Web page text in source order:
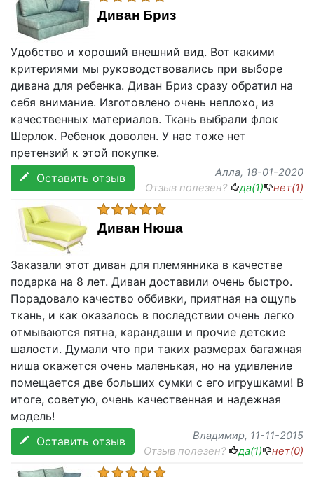
Диван Бриз
Удобство и хороший внешний вид. Вот какими
критериями мы руководствовались при выборе
дивана для ребенка. Диван Бриз сразу обратил на
себя внимание. Изготовлено очень неплохо, из
качественных материалов. Ткань выбрали флок
Шерлок. Ребенок доволен. У нас тоже нет
претензий к этой покупке.
Оставить отзыв
Алла, 18-01-2020
Отзыв полезен?
да(1) нет(1)
Диван Нюша
Заказали этот диван для племянника в качестве
подарка на 8 лет. Диван доставили очень быстро.
Порадовало качество оббивки, приятная на ощупь
ткань, и как оказалось в последствии очень легко
отмываются пятна, карандаши и прочие детские
шалости. Думали что при таких размерах багажная
ниша окажется очень маленькая, но на удивление
помещается две больших сумки с его игрушками! В
итоге, советую, очень качественная и надежная
модель!
Оставить отзыв
Владимир, 11-11-2015
Отзыв полезен?
да(1) нет(0)